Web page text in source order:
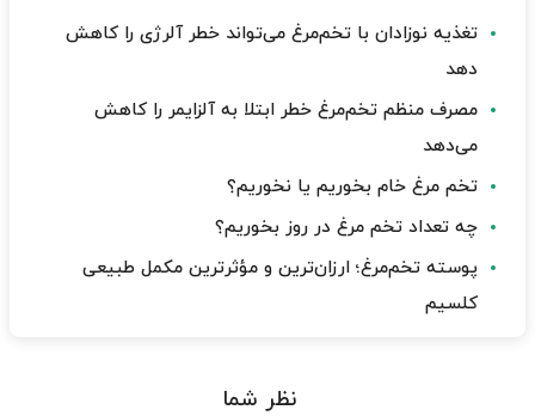
تغذیه نوزادان با تخم‌مرغ می‌تواند خطر آلرژی را کاهش
دهد
مصرف منظم تخم‌مرغ خطر ابتلا به آلزایمر را کاهش
می‌دهد
تخم مرغ خام بخوریم یا نخوریم؟
چه تعداد تخم مرغ در روز بخوریم؟
پوسته تخم‌مرغ؛ ارزان‌ترین و مؤثرترین مکمل طبیعی
کلسیم
نظر شما